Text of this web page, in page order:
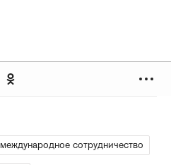
международное сотрудничество